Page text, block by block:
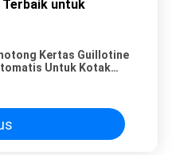
untuk
Kertas Guillotine
Untuk Kotak